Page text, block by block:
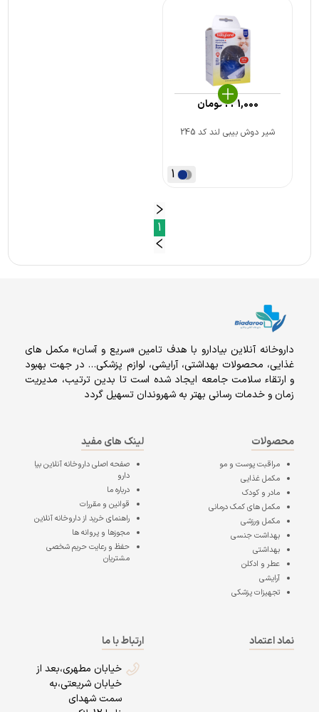
شیر دوش بیبی لند کد 245
231,000تومان
1
1
داروخانه آنلاين بيادارو با هدف تامين «سریع و آسان» مكمل هاى
غذايى، محصولات بهداشتى، آرايشى، لوازم پزشکی… در جهت بهبود
و ارتقاء سلامت جامعه ایجاد شده است تا بدین ترتیب، مدیریت
زمان و خدمات رسانی بهتر به شهروندان تسهیل گردد
محصولات
مراقبت پوست و مو
مکمل غذایی
مادر و کودک
مکمل های کمک درمانی
مکمل ورزشی
بهداشت جنسی
بهداشتی
عطر و ادکلن
آرایشی
تجهیزات پزشکی
لینک های مفید
صفحه اصلیداروخانه آنلاین بیا
دارو
درباره ما
قوانین و مقررات
راهنمای خرید از داروخانه آنلاین
مجوزها و پروانه ها
حفظ و رعایت حریم شخصی
مشتریان
نماد اعتماد
ارتباط با ما
خیابان مطهری،بعد از
خیابان شریعتی،به
سمت شهدای